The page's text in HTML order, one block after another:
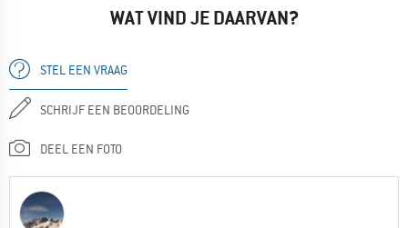
WAT VIND JE DAARVAN?
STEL EEN VRAAG
SCHRIJF EEN BEOORDELING
DEEL EEN FOTO